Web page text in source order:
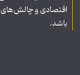
اقتصادی و
باشد.